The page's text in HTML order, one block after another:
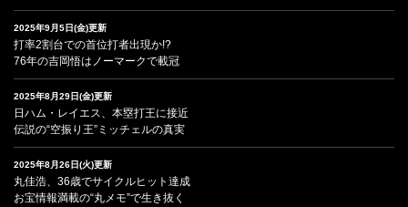
2025年9月5日(金)更新
打率2割台での首位打者出現か!?
76年の吉岡悟はノーマークで載冠
2025年8月29日(金)更新
日ハム・レイエス、本塁打王に接近
伝説の“空振り王”ミッチェルの真実
2025年8月26日(火)更新
丸佳浩、36歳でサイクルヒット達成
お宝情報満載の“丸メモ”で生き抜く